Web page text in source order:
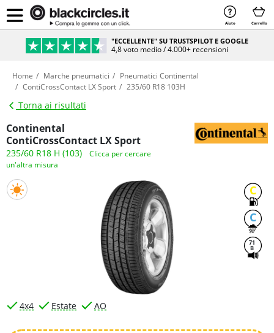
Aiuto Carrello
"ECCELLENTE" SU TRUSTSPILOT E GOOGLE
4,8 voto medio / 4.000+ recensioni
Home Marche pneumatici
Pneumatici Continental
ContiCrossContact LX Sport
235/60 R18 103H
Torna ai risultati
Continental
ContiCrossContact LX Sport
235/60 R18 H (103)
Clicca per cercare
un'altra misura
C
C
71
B
4x4 Estate AO